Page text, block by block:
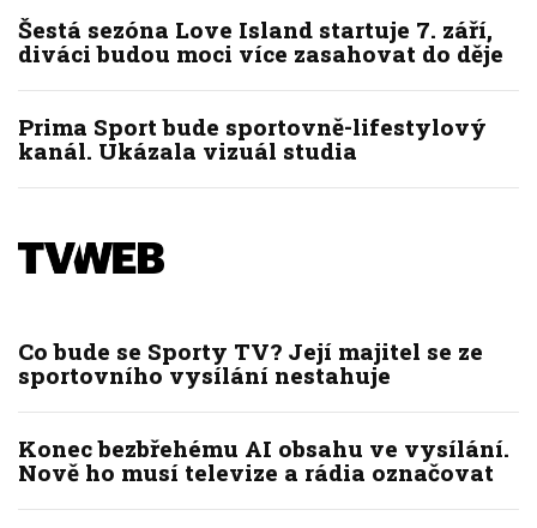
Šestá sezóna Love Island startuje 7. září,
diváci budou moci více zasahovat do děje
Prima Sport bude sportovně-lifestylový
kanál. Ukázala vizuál studia
Co bude se Sporty TV? Její majitel se ze
sportovního vysílání nestahuje
Konec bezbřehému AI obsahu ve vysílání.
Nově ho musí televize a rádia označovat